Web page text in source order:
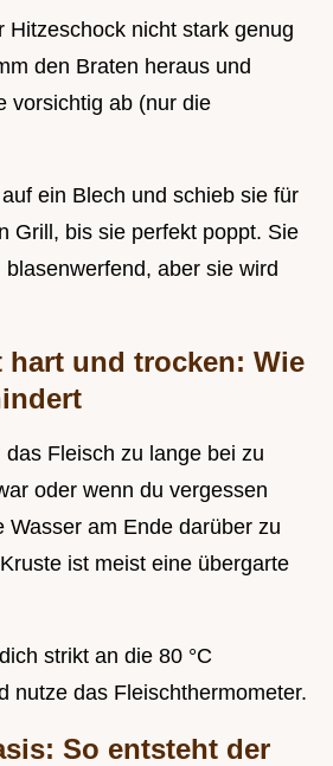
Hitzeschock nicht stark genug
den Braten heraus und
vorsichtig ab (nur die
ein Blech und schieb sie für
Grill, bis sie perfekt poppt. Sie
aber sie wird
hart und trocken: Wie
Fleisch zu lange bei zu
oder wenn du vergessen
Wasser am Ende darüber zu
ist meist eine übergarte
strikt an die 80 °C
nutze das Fleischthermometer.
So entsteht der